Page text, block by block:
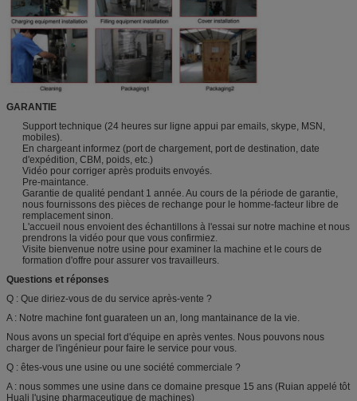
GARANTIE
Support technique (24 heures sur ligne appui par emails, skype, MSN,
mobiles).
En chargeant informez (port de chargement, port de destination, date
d'expédition, CBM, poids, etc.)
Vidéo pour corriger après produits envoyés.
Pre-maintance.
Garantie de qualité pendant 1 année. Au cours de la période de garantie,
nous fournissons des pièces de rechange pour le homme-facteur libre de
remplacement sinon.
L'accueil nous envoient des échantillons à l'essai sur notre machine et nous
prendrons la vidéo pour que vous confirmiez.
Visite bienvenue notre usine pour examiner la machine et le cours de
formation d'offre pour assurer vos travailleurs.
Questions et réponses
Q : Que diriez-vous de du service après-vente ?
A : Notre machine font guarateen un an, long mantainance de la vie.
Nous avons un special fort d'équipe en après ventes. Nous pouvons nous
charger de l'ingénieur pour faire le service pour vous.
Q : êtes-vous une usine ou une société commerciale ?
A : nous sommes une usine dans ce domaine presque 15 ans (Ruian appelé tôt
Huali l'usine pharmaceutique de machines)